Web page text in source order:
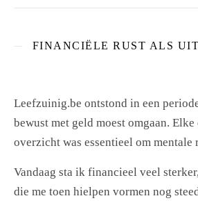
FINANCIËLE RUST ALS
Leefzuinig.be ontstond in een
bewust met geld moest omgaan. Elke
overzicht was essentieel om mentale
Vandaag sta ik financieel veel
die me toen hielpen vormen nog